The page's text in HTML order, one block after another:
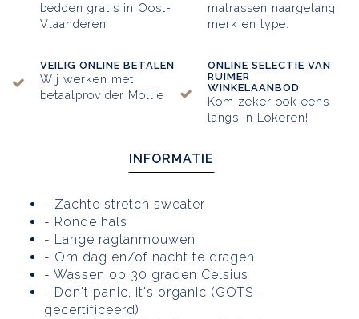
bedden gratis in Oost-
Vlaanderen
matrassen naargelang
merk en type.
VEILIG ONLINE BETALEN
Wij werken met
betaalprovider Mollie
ONLINE SELECTIE VAN
RUIMER
WINKELAANBOD
Kom zeker ook eens
langs in Lokeren!
INFORMATIE
- Zachte stretch sweater
- Ronde hals
- Lange raglanmouwen
- Om dag en/of nacht te dragen
- Wassen op 30 graden Celsius
- Don't panic, it's organic (GOTS-
gecertificeerd)